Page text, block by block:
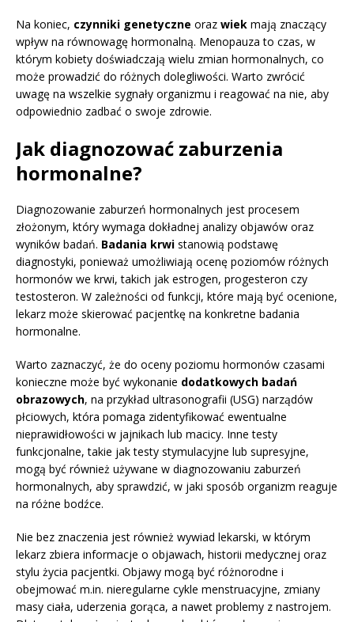
Na koniec, czynniki genetyczne oraz wiek mają znaczący
wpływ na równowagę hormonalną. Menopauza to czas, w
którym kobiety doświadczają wielu zmian hormonalnych, co
może prowadzić do różnych dolegliwości. Warto zwrócić
uwagę na wszelkie sygnały organizmu i reagować na nie, aby
odpowiednio zadbać o swoje zdrowie.
Jak diagnozować zaburzenia
hormonalne?
Diagnozowanie zaburzeń hormonalnych jest procesem
złożonym, który wymaga dokładnej analizy objawów oraz
wyników badań. Badania krwi stanowią podstawę
diagnostyki, ponieważ umożliwiają ocenę poziomów różnych
hormonów we krwi, takich jak estrogen, progesteron czy
testosteron. W zależności od funkcji, które mają być ocenione,
lekarz może skierować pacjentkę na konkretne badania
hormonalne.
Warto zaznaczyć, że do oceny poziomu hormonów czasami
konieczne może być wykonanie dodatkowych badań
obrazowych, na przykład ultrasonografii (USG) narządów
płciowych, która pomaga zidentyfikować ewentualne
nieprawidłowości w jajnikach lub macicy. Inne testy
funkcjonalne, takie jak testy stymulacyjne lub supresyjne,
mogą być również używane w diagnozowaniu zaburzeń
hormonalnych, aby sprawdzić, w jaki sposób organizm reaguje
na różne bodźce.
Nie bez znaczenia jest również wywiad lekarski, w którym
lekarz zbiera informacje o objawach, historii medycznej oraz
stylu życia pacjentki. Objawy mogą być różnorodne i
obejmować m.in. nieregularne cykle menstruacyjne, zmiany
masy ciała, uderzenia gorąca, a nawet problemy z nastrojem.